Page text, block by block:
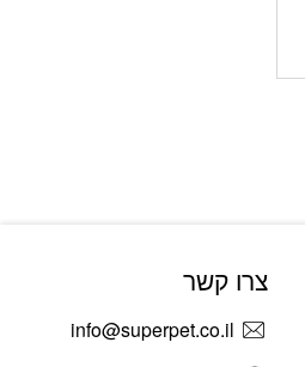
צרו קשר
info@superpet.co.il